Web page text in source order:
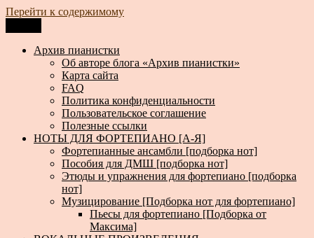
Перейти к содержимому
Архив пианистки
Всё для пианистов: ноты, книги, музыка, статьи…
Архив пианистки
Об авторе блога «Архив пианистки»
Карта сайта
FAQ
Политика конфиденциальности
Пользовательское соглашение
Полезные ссылки
НОТЫ ДЛЯ ФОРТЕПИАНО [А-Я]
Фортепианные ансамбли [подборка нот]
Пособия для ДМШ [подборка нот]
Этюды и упражнения для фортепиано [подборка
нот]
Музицирование [Подборка нот для фортепиано]
Пьесы для фортепиано [Подборка от
Максима]